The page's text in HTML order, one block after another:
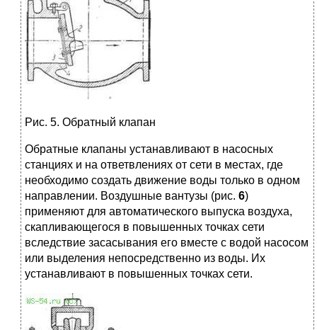
Рис. 5. Обратный клапан
Обратные клапаны устанавливают в насосных
станциях и на ответвлениях от сети в местах, где
необходимо создать движение воды только в одном
направлении. Воздушные вантузы (рис. 6)
применяют для автоматического выпуска воздуха,
скапливающегося в повышенных точках сети
вследствие засасывания его вместе с водой насосом
или выделения непосредственно из воды. Их
устанавливают в повышенных точках сети.